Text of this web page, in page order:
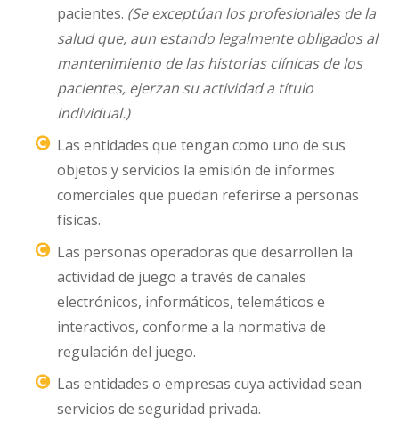
pacientes. (Se exceptúan los profesionales de la
salud que, aun estando legalmente obligados al
mantenimiento de las historias clínicas de los
pacientes, ejerzan su actividad a título
individual.)
Las entidades que tengan como uno de sus
objetos y servicios la emisión de informes
comerciales que puedan referirse a personas
físicas.
Las personas operadoras que desarrollen la
actividad de juego a través de canales
electrónicos, informáticos, telemáticos e
interactivos, conforme a la normativa de
regulación del juego.
Las entidades o empresas cuya actividad sean
servicios de seguridad privada.